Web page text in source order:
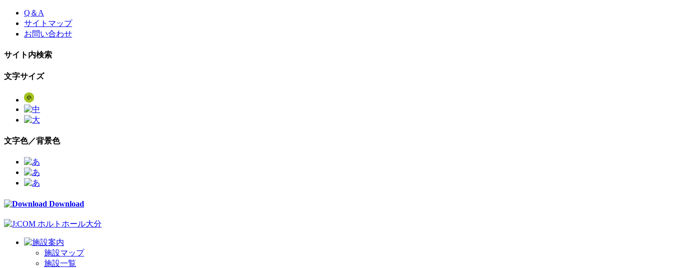
Skip
content
Q＆A
サイトマップ
お問い合わせ
サイト内検索
文字サイズ
文字色／背景色
Download
施設マップ
施設一覧